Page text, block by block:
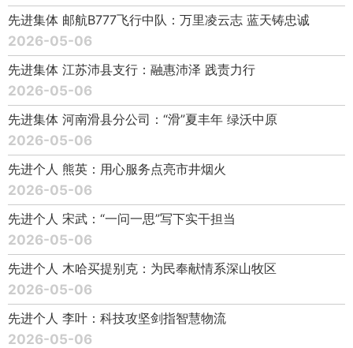
先进集体 邮航B777飞行中队：万里凌云志 蓝天铸忠诚
2026-05-06
先进集体 江苏沛县支行：融惠沛泽 践责力行
2026-05-06
先进集体 河南滑县分公司：“滑”夏丰年 绿沃中原
2026-05-06
先进个人 熊英：用心服务点亮市井烟火
2026-05-06
先进个人 宋武：“一问一思”写下实干担当
2026-05-06
先进个人 木哈买提别克：为民奉献情系深山牧区
2026-05-06
先进个人 李叶：科技攻坚剑指智慧物流
2026-05-06